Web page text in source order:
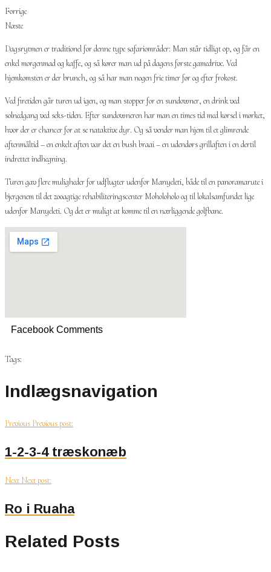
Forrige
Næste
Dagsrytmen er traditionel for denne type safariområder: Man står tidligt op, og får en
enkel morgenmad og kaffe, og så kører man ud på dagens første gamedrive. Ved
hjemkomsten er der brunch, og så har man nogen frie timer før og efter frokost.
Ved firetiden går turen ud igen, og man stopper for en sundowner, en drink ved
solnedgang ved seks-tiden. Efter sundowneren har man en times tid med kørsel i mørket,
hvor der er chancer for at se nataktive dyr. Og så vender man hjem til et glimrende
aftenmåltid – en enkelt aften var det en bush braai – en udendørs grillaften i en dertil
indrettet indhegning.
Turen gav flere muligheder for udflugter udenfor Manyeleti, både til en panoramarute i
bjergenem til det zooagtige rehabiliteringscenter Moholoholo og til lokalsamfundet lige
udenfor Manyeleti. Og det er muligt at komme til en nærliggende golfbane.
Facebook Comments
Tags:
Indlægsnavigation
Previous Previous post:
1-2-3-4 træskonæb
Next Next post:
Ro i Ruaha
Related Posts